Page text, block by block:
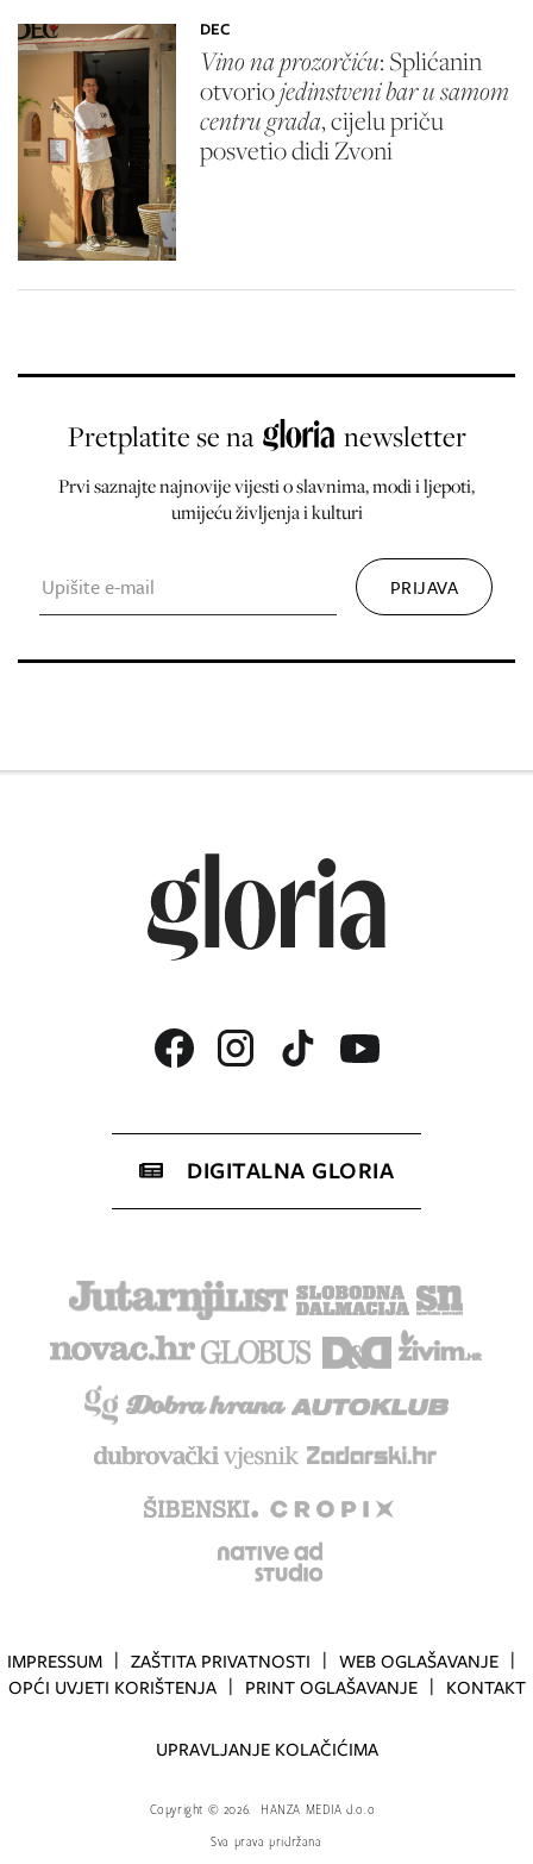
DEC
Vino na prozorčiću: Splićanin
otvoriojedinstveni bar u samom
centru grada, cijelu priču
posvetio didi Zvoni
Pretplatite se na newsletter
Prvi saznajte najnovije vijesti o slavnima, modi i ljepoti,
umijeću življenja i kulturi
DIGITALNA GLORIA
IMPRESSUM ZAŠTITA PRIVATNOSTI
WEB OGLAŠAVANJE
OPĆI UVJETI KORIŠTENJA
PRINT OGLAŠAVANJE KONTAKT
UPRAVLJANJE KOLAČIĆIMA
Copyright © 2026.
HANZA MEDIA d.o.o
Sva prava pridržana